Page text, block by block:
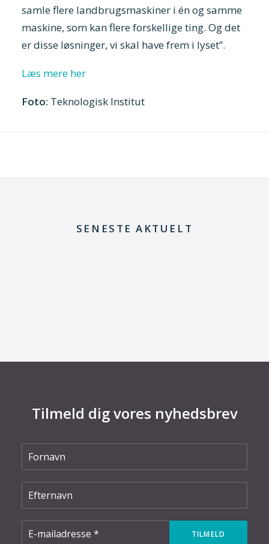
samle flere landbrugsmaskiner i én og samme
maskine, som kan flere forskellige ting. Og det
er disse løsninger, vi skal have frem i lyset”.
Læs mere her
Foto: Teknologisk Institut
SENESTE AKTUELT
Tilmeld dig vores nyhedsbrev